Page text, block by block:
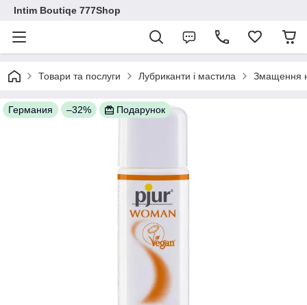
Intim Boutiqe 777Shop
Товари та послуги Лубриканти і мастила Змащення
Германия –32% Подарунок